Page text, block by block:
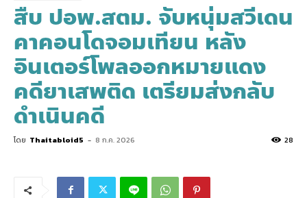
สืบ ปอพ.สตม. จับหนุ่มสวีเดน
คาคอนโดจอมเทียน หลัง
อินเตอร์โพลออกหมายแดง
คดียาเสพติด เตรียมส่งกลับ
ดำเนินคดี
โดย Thaitabloid5 - 8 ก.ค. 2026 28